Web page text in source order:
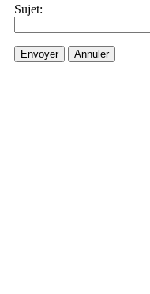
Sujet:
Envoyer Annuler